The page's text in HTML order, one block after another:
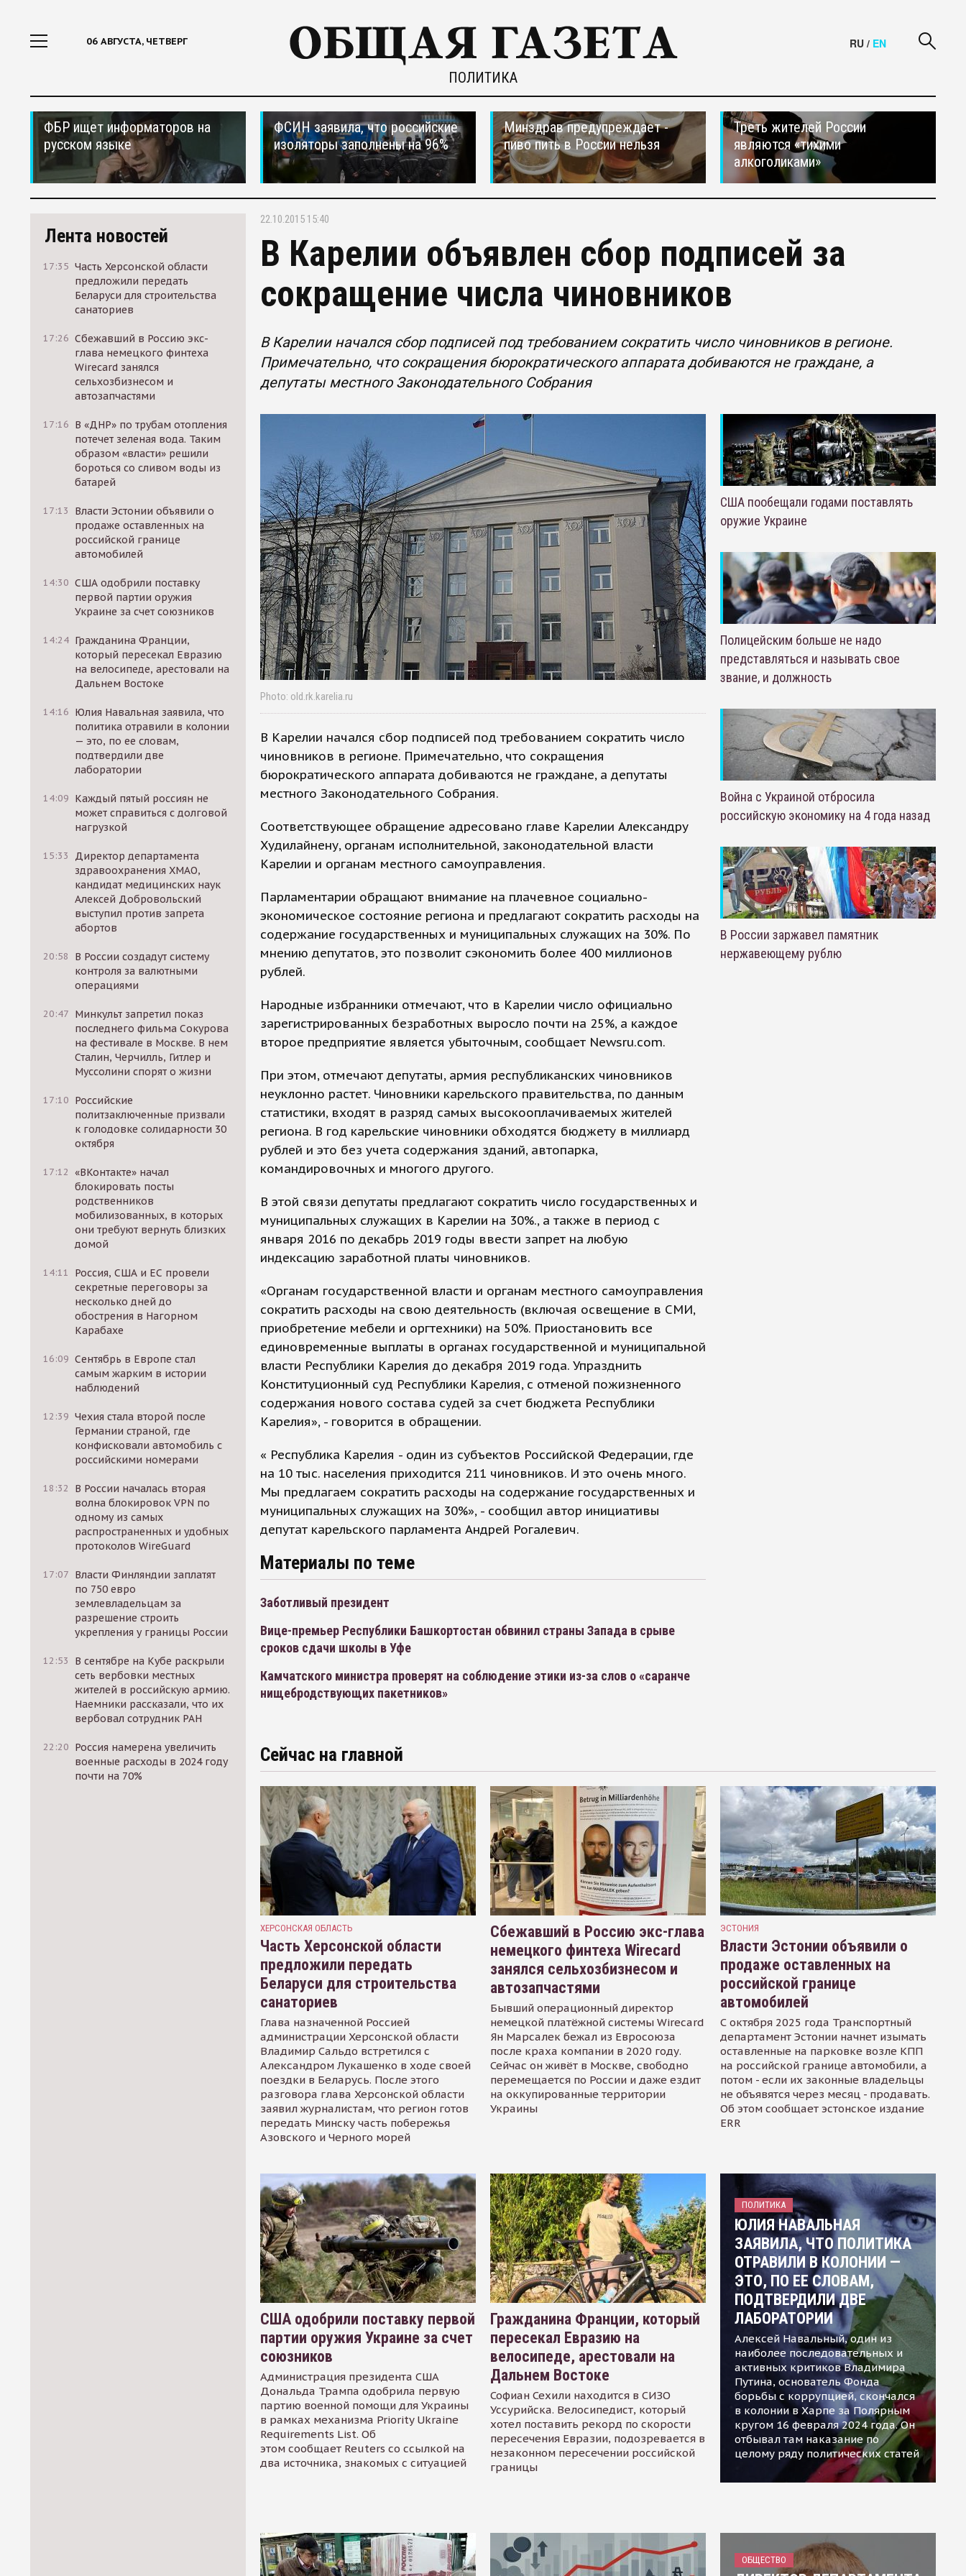
06 АВГУСТА, ЧЕТВЕРГ
ПОЛИТИКА
RU / EN
ФБР ищет информаторов на
русском языке
ФСИН заявила, что российские
изоляторы заполнены на 96%
Минздрав предупреждает -
пиво пить в России нельзя
Треть жителей России
являются «тихими
алкоголиками»
Лента новостей
17:35 Часть Херсонской области
предложили передать
Беларуси для строительства
санаториев
17:26 Сбежавший в Россию экс-
глава немецкого финтеха
Wirecard занялся
сельхозбизнесом и
автозапчастями
17:16 В «ДНР» по трубам отопления
потечет зеленая вода. Таким
образом «власти» решили
бороться со сливом воды из
батарей
17:13
Власти Эстонии объявили о
продаже оставленных на
российской границе
автомобилей
14:30 США одобрили поставку
первой партии оружия
Украине за счет союзников
14:24 Гражданина Франции,
который пересекал Евразию
на велосипеде, арестовали на
Дальнем Востоке
14:16 Юлия Навальная заявила, что
политика отравили в колонии
— это, по ее словам,
подтвердили две
лаборатории
14:09 Каждый пятый россиян не
может справиться с долговой
нагрузкой
15:33
Директор департамента
здравоохранения ХМАО,
кандидат медицинских наук
Алексей Добровольский
выступил против запрета
абортов
20:58
В России создадут систему
контроля за валютными
операциями
20:47 Минкульт запретил показ
последнего фильма Сокурова
на фестивале в Москве. В нем
Сталин, Черчилль, Гитлер и
Муссолини спорят о жизни
17:10 Российские
политзаключенные призвали
к голодовке солидарности 30
октября
17:12 «ВКонтакте» начал
блокировать посты
родственников
мобилизованных, в которых
они требуют вернуть близких
домой
14:11
Россия, США и ЕС провели
секретные переговоры за
несколько дней до
обострения в Нагорном
Карабахе
16:09 Сентябрь в Европе стал
самым жарким в истории
наблюдений
12:39 Чехия стала второй после
Германии страной, где
конфисковали автомобиль с
российскими номерами
18:32
В России началась вторая
волна блокировок VPN по
одному из самых
распространенных и удобных
протоколов WireGuard
17:07 Власти Финляндии заплатят
по 750 евро
землевладельцам за
разрешение строить
укрепления у границы России
12:53
В сентябре на Кубе раскрыли
сеть вербовки местных
жителей в российскую армию.
Наемники рассказали, что их
вербовал сотрудник РАН
22:20 Россия намерена увеличить
военные расходы в 2024 году
почти на 70%
22.10.2015 15:40
В Карелии объявлен сбор подписей за
сокращение числа чиновников
В Карелии начался сбор подписей под требованием сократить число чиновников в регионе.
Примечательно, что сокращения бюрократического аппарата добиваются не граждане, а
депутаты местного Законодательного Собрания
Photo: old.rk.karelia.ru
В Карелии начался сбор подписей под требованием сократить число
чиновников в регионе. Примечательно, что сокращения
бюрократического аппарата добиваются не граждане, а депутаты
местного Законодательного Собрания.
Соответствующее обращение адресовано главе Карелии Александру
Худилайнену, органам исполнительной, законодательной власти
Карелии и органам местного самоуправления.
Парламентарии обращают внимание на плачевное социально-
экономическое состояние региона и предлагают сократить расходы на
содержание государственных и муниципальных служащих на 30%. По
мнению депутатов, это позволит сэкономить более 400 миллионов
рублей.
Народные избранники отмечают, что в Карелии число официально
зарегистрированных безработных выросло почти на 25%, а каждое
второе предприятие является убыточным, сообщает Newsru.com.
При этом, отмечают депутаты, армия республиканских чиновников
неуклонно растет. Чиновники карельского правительства, по данным
статистики, входят в разряд самых высокооплачиваемых жителей
региона. В год карельские чиновники обходятся бюджету в миллиард
рублей и это без учета содержания зданий, автопарка,
командировочных и многого другого.
В этой связи депутаты предлагают сократить число государственных и
муниципальных служащих в Карелии на 30%., а также в период с
января 2016 по декабрь 2019 годы ввести запрет на любую
индексацию заработной платы чиновников.
«Органам государственной власти и органам местного самоуправления
сократить расходы на свою деятельность (включая освещение в СМИ,
приобретение мебели и оргтехники) на 50%. Приостановить все
единовременные выплаты в органах государственной и муниципальной
власти Республики Карелия до декабря 2019 года. Упразднить
Конституционный суд Республики Карелия, с отменой пожизненного
содержания нового состава судей за счет бюджета Республики
Карелия», - говорится в обращении.
« Республика Карелия - один из субъектов Российской Федерации, где
на 10 тыс. населения приходится 211 чиновников. И это очень много.
Мы предлагаем сократить расходы на содержание государственных и
муниципальных служащих на 30%», - сообщил автор инициативы
депутат карельского парламента Андрей Рогалевич.
Материалы по теме
Заботливый президент
Вице-премьер Республики Башкортостан обвинил страны Запада в срыве
сроков сдачи школы в Уфе
Камчатского министра проверят на соблюдение этики из-за слов о «саранче
нищебродствующих пакетников»
США пообещали годами поставлять
оружие Украине
Полицейским больше не надо
представляться и называть свое
звание, и должность
Война с Украиной отбросила
российскую экономику на 4 года назад
В России заржавел памятник
нержавеющему рублю
Сейчас на главной
ХЕРСОНСКАЯ ОБЛАСТЬ
Часть Херсонской области
предложили передать
Беларуси для строительства
санаториев
Глава назначенной Россией
администрации Херсонской области
Владимир Сальдо встретился с
Александром Лукашенко в ходе своей
поездки в Беларусь. После этого
разговора глава Херсонской области
заявил журналистам, что регион готов
передать Минску часть побережья
Азовского и Черного морей
Сбежавший в Россию экс-глава
немецкого финтеха Wirecard
занялся сельхозбизнесом и
автозапчастями
Бывший операционный директор
немецкой платёжной системы Wirecard
Ян Марсалек бежал из Евросоюза
после краха компании в 2020 году.
Сейчас он живёт в Москве, свободно
перемещается по России и даже ездит
на оккупированные территории
Украины
ЭСТОНИЯ
Власти Эстонии объявили о
продаже оставленных на
российской границе
автомобилей
С октября 2025 года Транспортный
департамент Эстонии начнет изымать
оставленные на парковке возле КПП
на российской границе автомобили, а
потом - если их законные владельцы
не объявятся через месяц - продавать.
Об этом сообщает эстонское издание
ERR
США одобрили поставку первой
партии оружия Украине за счет
союзников
Администрация президента США
Дональда Трампа одобрила первую
партию военной помощи для Украины
в рамках механизма Priority Ukraine
Requirements List. Об
этом сообщает Reuters со ссылкой на
два источника, знакомых с ситуацией
Гражданина Франции, который
пересекал Евразию на
велосипеде, арестовали на
Дальнем Востоке
Софиан Сехили находится в СИЗО
Уссурийска. Велосипедист, который
хотел поставить рекорд по скорости
пересечения Евразии, подозревается в
незаконном пересечении российской
границы
ПОЛИТИКА
ЮЛИЯ НАВАЛЬНАЯ
ЗАЯВИЛА, ЧТО ПОЛИТИКА
ОТРАВИЛИ В КОЛОНИИ —
ЭТО, ПО ЕЕ СЛОВАМ,
ПОДТВЕРДИЛИ ДВЕ
ЛАБОРАТОРИИ
Алексей Навальный, один из
наиболее последовательных и
активных критиков Владимира
Путина, основатель Фонда
борьбы с коррупцией, скончался
в колонии в Харпе за Полярным
кругом 16 февраля 2024 года. Он
отбывал там наказание по
целому ряду политических статей
ОБЩЕСТВО